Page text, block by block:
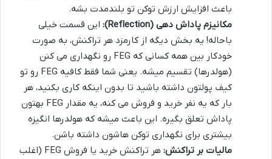
باعث افزایش ارزش توکن تو بلندمدت بشه.
مکانیزم پاداش دهی (Reflection):
این قسمت خیلی
باحاله! یه بخش دیگه از کارمزد هر تراکنش، به صورت
خودکار بین همه کسانی که FEG رو نگهداری می کنن
(هولدرها) تقسیم میشه. یعنی شما فقط کافیه FEG رو تو
کیف پولتون داشته باشید تا بدون اینکه کاری بکنید، هر
بار که یه نفر خرید و فروش می کنه، یه مقدار FEG بهتون
پاداش تعلق بگیره. این باعث میشه که هولدرها انگیزه
بیشتری برای نگهداری توکن هاشون داشته باشن.
مالیات بر تراکنش:
هر تراکنش خرید یا فروش FEG (اغلب